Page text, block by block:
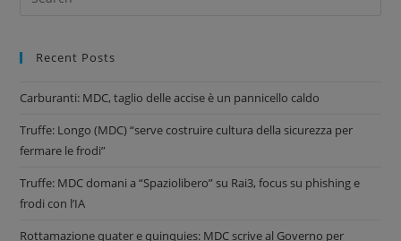
Recent Posts
Carburanti: MDC, taglio delle accise è un pannicello caldo
Truffe: Longo (MDC) “serve costruire cultura della sicurezza per
fermare le frodi”
Truffe: MDC domani a “Spaziolibero” su Rai3, focus su phishing e
frodi con l’IA
Rottamazione quater e quinquies: MDC scrive al Governo per